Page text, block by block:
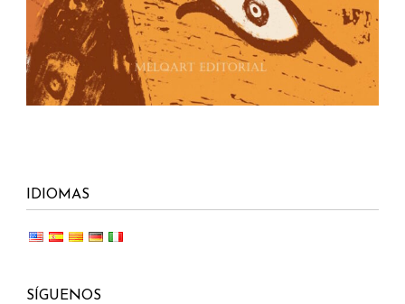
IDIOMAS
SÍGUENOS